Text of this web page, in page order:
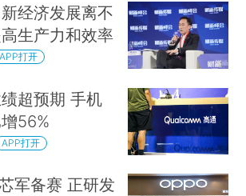
经济发展离不
生产力和效率
APP打开
超预期 手机
56%
APP打开
军备赛 正研发